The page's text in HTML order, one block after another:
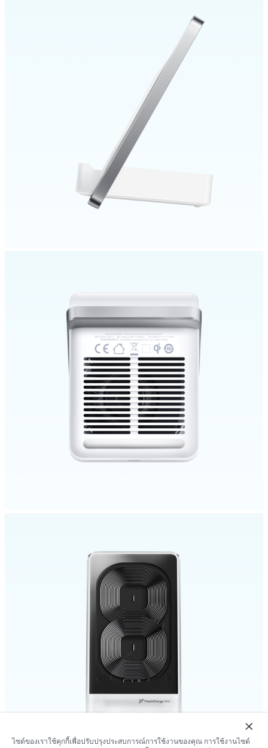
ไซต์ของเราใช้คุกกี้เพื่อปรับปรุงประสบการณ์การใช้งานของคุณ การใช้งานไซต์